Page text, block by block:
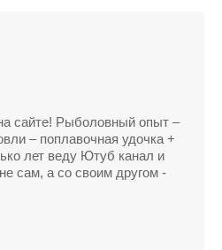
ни одной рыбы не поймал
рыбу, несмотря на
клева, разочарован
клева позволил мне
крупную щуку.
рыбалку на следующую
хорошие результаты.
сайте! Рыболовный опыт –
– поплавочная удочка +
лет веду Ютуб канал и
сам, а со своим другом -